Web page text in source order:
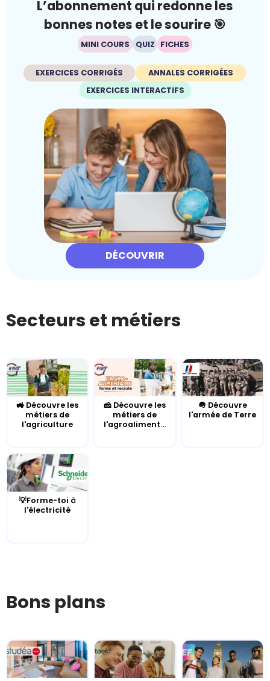
L’abonnement qui redonne les
bonnes notes et le sourire 🎯
MINI COURS QUIZ FICHES
EXERCICES CORRIGÉS
ANNALES CORRIGÉES
EXERCICES INTERACTIFS
DÉCOUVRIR
Secteurs et métiers
🚜 Découvre les
métiers de
l'agriculture
🧀 Découvre les
métiers de
l'agroaliment...
🪖 Découvre
l'armée de Terre
💡Forme-toi à
l'électricité
Bons plans